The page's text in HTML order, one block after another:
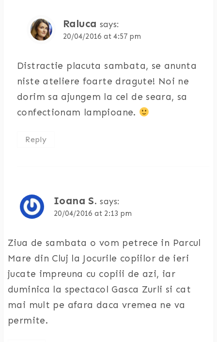
Raluca says:
20/04/2016 at 4:57 pm
Distractie placuta sambata, se anunta
niste ateliere foarte dragute! Noi ne
dorim sa ajungem la cel de seara, sa
confectionam lampioane.
Reply
Ioana S. says:
20/04/2016 at 2:13 pm
Ziua de sambata o vom petrece in Parcul
Mare din Cluj la Jocurile copiilor de ieri
jucate impreuna cu copiii de azi, iar
duminica la spectacol Gasca Zurli si cat
mai mult pe afara daca vremea ne va
permite.